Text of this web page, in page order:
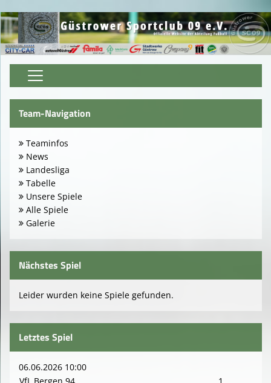
Home
Verein
Sponsoren
Mitglied werden
Teams
Terminkalender
Güstrower Budenzauber
Hallenturniere
Schiedsrichter
Vordrucke / Downloads
Team-Navigation
Teaminfos
News
Landesliga
Tabelle
Unsere Spiele
Alle Spiele
Galerie
Nächstes Spiel
Leider wurden keine Spiele gefunden.
Letztes Spiel
06.06.2026 10:00